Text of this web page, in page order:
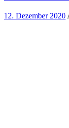
12. Dezember 2020